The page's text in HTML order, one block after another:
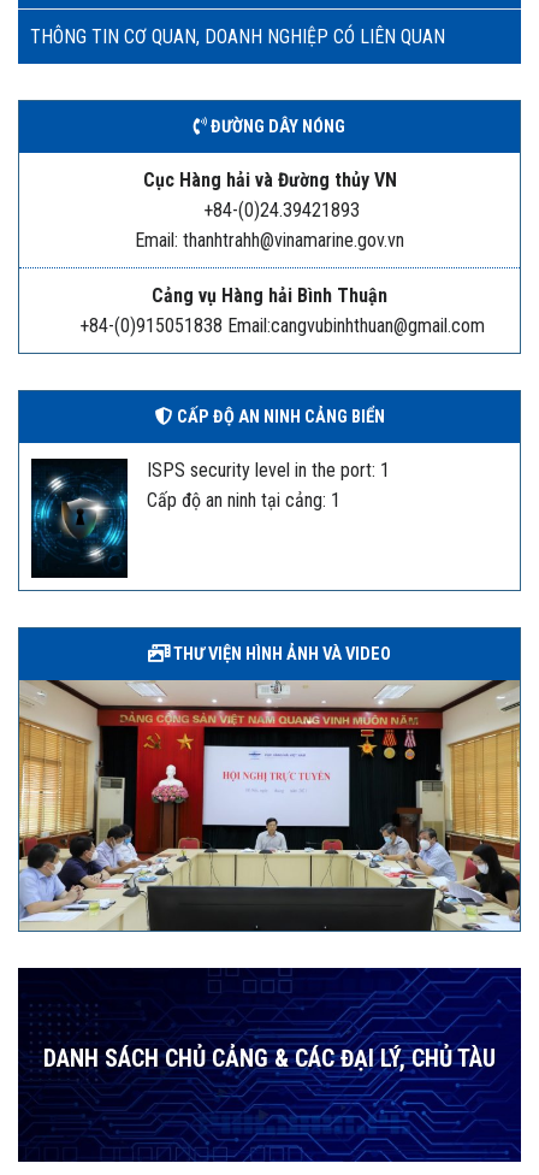
THÔNG TIN CƠ QUAN, DOANH NGHIỆP CÓ LIÊN QUAN
ĐƯỜNG DÂY NÓNG
Cục Hàng hải và Đường thủy VN
+84-(0)24.39421893
Email: thanhtrahh@vinamarine.gov.vn
Cảng vụ Hàng hải Bình Thuận
+84-(0)915051838 Email:cangvubinhthuan@gmail.com
CẤP ĐỘ AN NINH CẢNG BIỂN
ISPS security level in the port: 1
Cấp độ an ninh tại cảng: 1
THƯ VIỆN HÌNH ẢNH VÀ VIDEO
DANH SÁCH CHỦ CẢNG & CÁC ĐẠI LÝ, CHỦ TÀU